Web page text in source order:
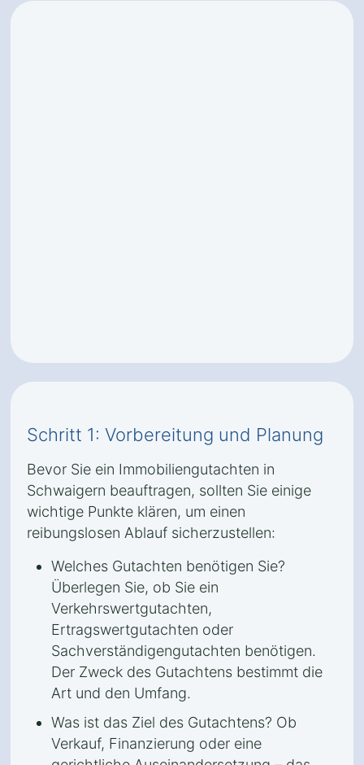
Schritt 1: Vorbereitung und Planung
Bevor Sie ein Immobiliengutachten in
Schwaigern beauftragen, sollten Sie einige
wichtige Punkte klären, um einen
reibungslosen Ablauf sicherzustellen:
Welches Gutachten benötigen Sie?
Überlegen Sie, ob Sie ein
Verkehrswertgutachten,
Ertragswertgutachten oder
Sachverständigengutachten benötigen.
Der Zweck des Gutachtens bestimmt die
Art und den Umfang.
Was ist das Ziel des Gutachtens? Ob
Verkauf, Finanzierung oder eine